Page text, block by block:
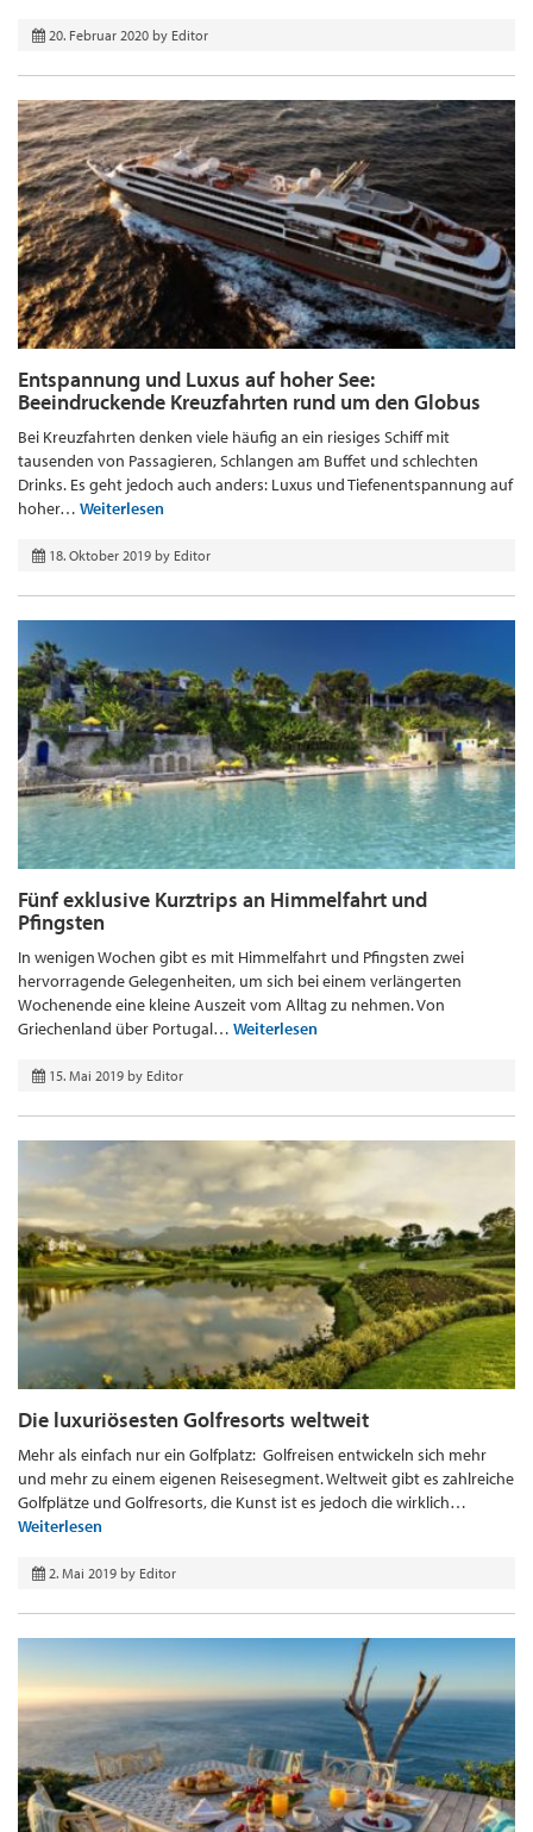
20. Februar 2020 by Editor
Entspannung und Luxus auf hoher See:
Beeindruckende Kreuzfahrten rund um den Globus
Bei Kreuzfahrten denken viele häufig an ein riesiges Schiff mit
tausenden von Passagieren, Schlangen am Buffet und schlechten
Drinks. Es geht jedoch auch anders: Luxus und Tiefenentspannung auf
hoher… Weiterlesen
18. Oktober 2019 by Editor
Fünf exklusive Kurztrips an Himmelfahrt und
Pfingsten
In wenigen Wochen gibt es mit Himmelfahrt und Pfingsten zwei
hervorragende Gelegenheiten, um sich bei einem verlängerten
Wochenende eine kleine Auszeit vom Alltag zu nehmen. Von
Griechenland über Portugal… Weiterlesen
15. Mai 2019 by Editor
Die luxuriösesten Golfresorts weltweit
Mehr als einfach nur ein Golfplatz: Golfreisen entwickeln sich mehr
und mehr zu einem eigenen Reisesegment. Weltweit gibt es zahlreiche
Golfplätze und Golfresorts, die Kunst ist es jedoch die wirklich…
Weiterlesen
2. Mai 2019 by Editor